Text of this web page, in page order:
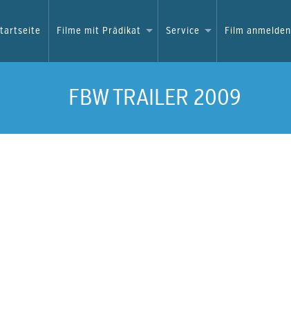
Filme mit Prädikat Service Film anmelden
FBW TRAILER 2009